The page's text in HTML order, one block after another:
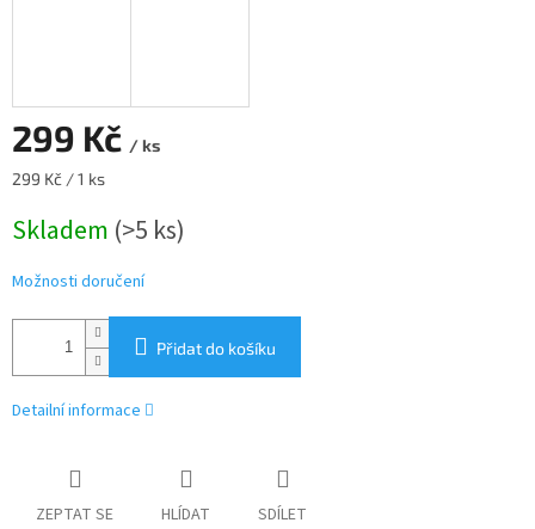
299 Kč / ks
Měrná
299 Kč / 1 ks
Skladem (>5 ks)
Možnosti doručení
Přidat do košíku
Detailní informace
ZEPTAT SE HLÍDAT SDÍLET